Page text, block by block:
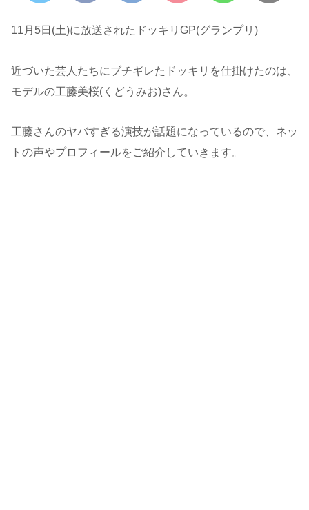
11月5日(土)に放送されたドッキリGP(グランプリ)
近づいた芸人たちにブチギレたドッキリを仕掛けたのは、
モデルの工藤美桜(くどうみお)さん。
工藤さんのヤバすぎる演技が話題になっているので、ネッ
トの声やプロフィールをご紹介していきます。